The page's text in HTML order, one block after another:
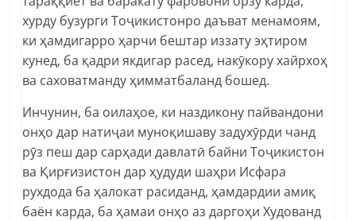
хурду бузурги Тоҷикистонро даъват менамоям,
ки ҳамдигарро ҳарчи бештар иззату эҳтиром
кунед, ба қадри якдигар расед, накӯкору хайрхоҳ
ва саховатманду ҳимматбаланд бошед.
Инчунин, ба оилаҳое, ки наздикону пайвандони
онҳо дар натиҷаи муноқишаву задухӯрди чанд
рӯз пеш дар сарҳади давлатӣ байни Тоҷикистон
ва Қирғизистон дар ҳудуди шаҳри Исфара
рухдода ба ҳалокат расиданд, ҳамдардии амиқ
баён карда, ба ҳамаи онҳо аз даргоҳи Худованд